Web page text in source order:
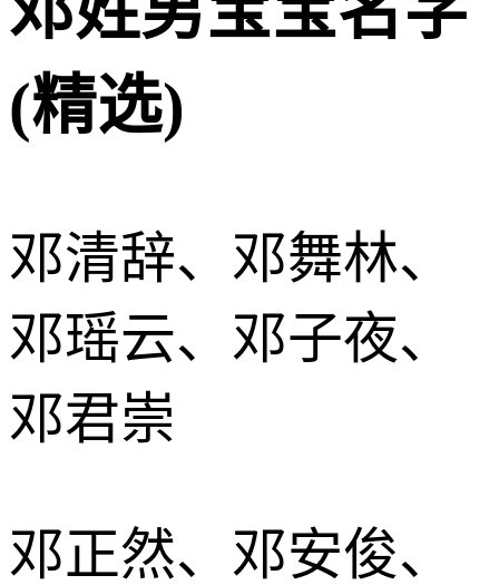
(精选)
邓清辞、邓舞林、
邓瑶云、邓子夜、
邓君崇
邓正然、邓安俊、